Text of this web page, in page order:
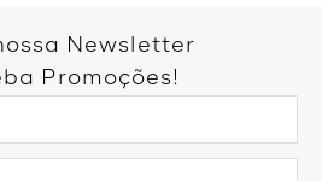
Newsletter
Promoções!